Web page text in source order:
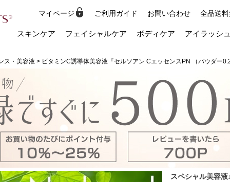
マイページ ご利用ガイド お問い合わせ 全品送
検索
スキンケア フェイシャルケア ボディケア アイラッシ
ス・美容液 ビタミンC誘導体美容液『セルソアン CエッセンスPN （パウダー
スペシャル美容